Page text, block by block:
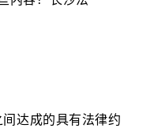
达成的具有法律约